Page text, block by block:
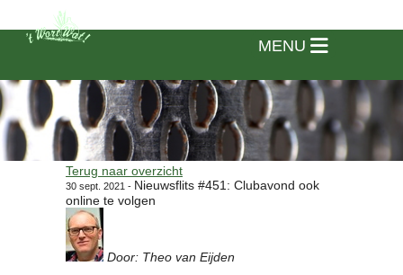
Terug naar overzicht
30 sept. 2021 - Nieuwsflits #451: Clubavond ook
online te volgen
Door: Theo van Eijden
MENU